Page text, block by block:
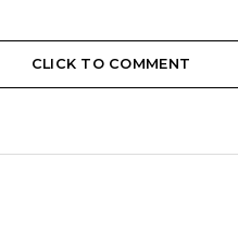
CLICK TO COMMENT